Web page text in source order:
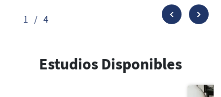
1 / 4
Estudios Disponibles